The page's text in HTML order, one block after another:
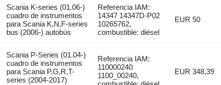
Scania K-series (01.06-)
cuadro de instrumentos
para Scania K,N,F-series
bus (2006-) autobús
Referencia IAM:
14347 14347D-P02
10265762,
combustible: diésel
EUR 50
Scania P-Series (01.04-)
cuadro de instrumentos
para Scania P,G,R,T-
series (2004-2017)
Referencia IAM:
110000240
1100_00240,
EUR 348,39